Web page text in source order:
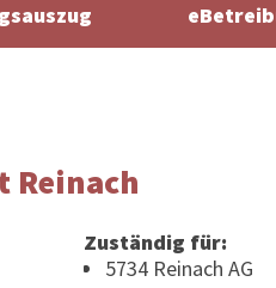
Reinach
Zuständig für:
5734 Reinach AG